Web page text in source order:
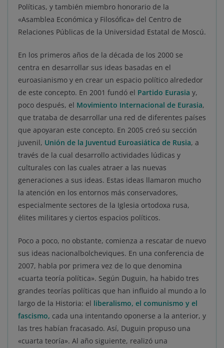
Políticas, y también miembro honorario de la
«Asamblea Económica y Filosófica» del Centro de
Relaciones Públicas de la Universidad Estatal de Moscú.
En los primeros años de la década de los 2000 se
centra en desarrollar sus ideas basadas en el
euroasianismo y en crear un espacio político alrededor
de este concepto. En 2001 fundó el Partido Eurasia y,
poco después, el Movimiento Internacional de Eurasia,
que trataba de desarrollar una red de diferentes países
que apoyaran este concepto. En 2005 creó su sección
juvenil, Unión de la Juventud Euroasiática de Rusia, a
través de la cual desarrollo actividades lúdicas y
culturales con las cuales atraer a las nuevas
generaciones a sus ideas. Estas ideas llamaron mucho
la atención en los entornos más conservadores,
especialmente sectores de la Iglesia ortodoxa rusa,
élites militares y ciertos espacios políticos.
Poco a poco, no obstante, comienza a rescatar de nuevo
sus ideas nacionalbolcheviques. En una conferencia de
2007, habla por primera vez de lo que denomina
«cuarta teoría política». Según Duguin, ha habido tres
grandes teorías políticas que han influido al mundo a lo
largo de la Historia: el liberalismo, el comunismo y el
fascismo, cada una intentando oponerse a la anterior, y
las tres habían fracasado. Así, Duguin propuso una
«cuarta teoría». Al año siguiente, realizó una